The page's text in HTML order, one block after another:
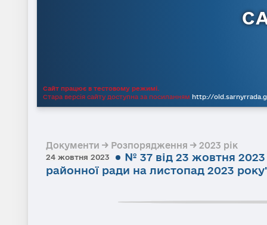
Сайт працює в тестовому режимі.
Стара версія сайту доступна за посиланням http://
Документи → Розпорядження → 2023 рік
24 жовтня 2023
№ 37 від 23 жовтня
районної ради на листопад 2023